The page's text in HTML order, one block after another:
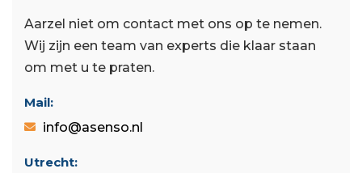
Aarzel niet om contact met ons op te nemen.
Wij zijn een team van experts die klaar staan ​​
om met u te praten.
Mail:
info@asenso.nl
Utrecht: